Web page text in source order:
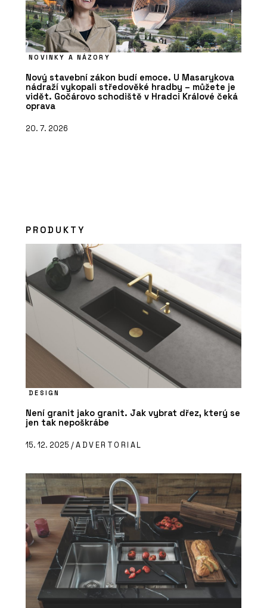
NOVINKY A NÁZORY
Nový stavební zákon budí emoce. U Masarykova
nádraží vykopali středověké hradby – můžete je
vidět. Gočárovo schodiště v Hradci Králové čeká
oprava
20. 7. 2026
PRODUKTY
DESIGN
Není granit jako granit. Jak vybrat dřez, který se
jen tak nepoškrábe
15. 12. 2025 /ADVERTORIAL